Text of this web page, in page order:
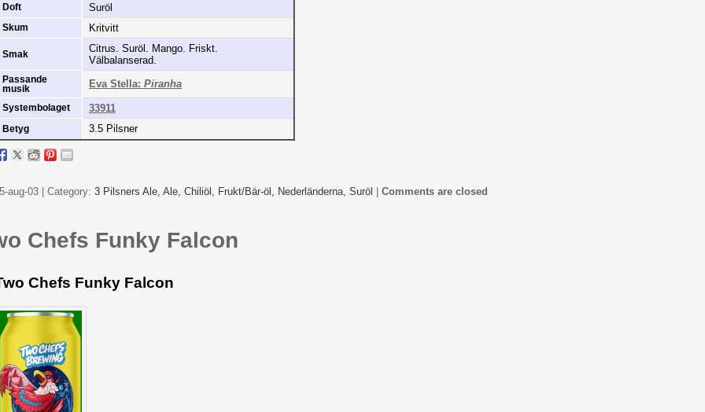
Doft Suröl
Skum Kritvitt
Smak
Citrus. Suröl. Mango. Friskt.
Välbalanserad.
Passande
musik
Eva Stella: Piranha
Systembolaget 33911
Betyg 3.5 Pilsner
aug-03 | Category: 3 Pilsners Ale, Ale, Chiliöl, Frukt/Bär-öl, Nederländerna, Suröl | Comments are closed
Chefs Funky Falcon
Chefs Funky Falcon